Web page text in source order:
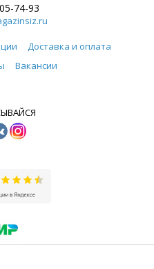
74-93
Доставка и оплата
Вакансии